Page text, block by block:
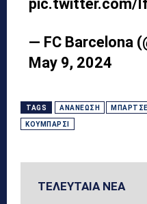
pic.twitter.com/
— FC Barcelona
May 9, 2024
TAGS ΑΝΑΝΈΩΣΗ
ΚΟΥΜΠΑΡΣΊ
ΤΕΛΕΥΤΑΙΑ ΝΕΑ